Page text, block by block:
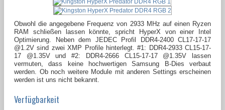
Obwohl die angegebene Frequenz von 2933 MHz auf einen Ryzen
RAM schließen lassen könnte, spricht HyperX von einer Intel
Optimierung. Neben dem JEDEC Profil DDR4-2400 CL17-17-17
@1.2V sind zwei XMP Profile hinterlegt. #1: DDR4-2933 CL15-17-
17 @1.35V und #2: DDR4-2666 CL15-17-17 @1.35V lassen
vermuten, dass keine hochwertigen Samsung B-Dies verbaut
werden. Ob noch weitere Module mit anderen Settings erscheinen
werden ist uns nicht bekannt.
Verfügbarkeit